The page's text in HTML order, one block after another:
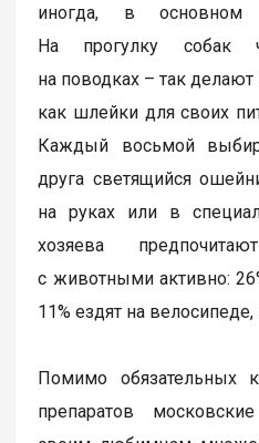
иногда, в
На прогулку собак
на поводках – так делают
как шлейки для своих
Каждый восьмой
друга светящийся
на руках или в
хозяева
с животными активно:
11% ездят на
Помимо обязательных
препаратов